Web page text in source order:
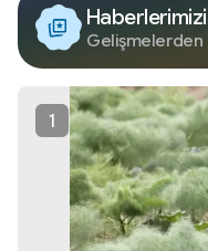
Haberlerimizi
Google'da
Edin
Gelişmelerden
1